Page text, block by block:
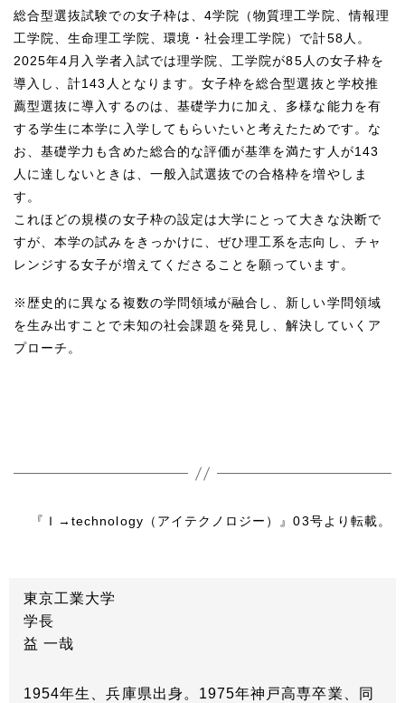
総合型選抜試験での女子枠は、4学院（物質理工学院、情報理
工学院、生命理工学院、環境・社会理工学院）で計58人。
2025年4月入学者入試では理学院、工学院が85人の女子枠を
導入し、計143人となります。女子枠を総合型選抜と学校推
薦型選抜に導入するのは、基礎学力に加え、多様な能力を有
する学生に本学に入学してもらいたいと考えたためです。な
お、基礎学力も含めた総合的な評価が基準を満たす人が143
人に達しないときは、一般入試選抜での合格枠を増やしま
す。
これほどの規模の女子枠の設定は大学にとって大きな決断で
すが、本学の試みをきっかけに、ぜひ理工系を志向し、チャ
レンジする女子が増えてくださることを願っています。
※歴史的に異なる複数の学問領域が融合し、新しい学問領域
を生み出すことで未知の社会課題を発見し、解決していくア
プローチ。
『Ｉ→technology（アイテクノロジー）』03号より転載。
東京工業大学
学長
益 一哉
1954年生、兵庫県出身。1975年神戸高専卒業、同